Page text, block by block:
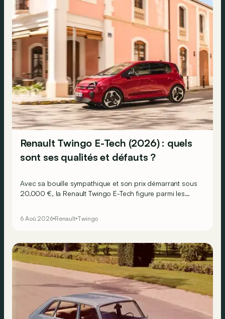
Renault Twingo E-Tech (2026) : quels
sont ses qualités et défauts ?
Avec sa bouille sympathique et son prix démarrant sous
20.000 €, la Renault Twingo E-Tech figure parmi les
principaux points forts… et ses quelques faiblesses.
6 Aoû 2026 Renault Twingo